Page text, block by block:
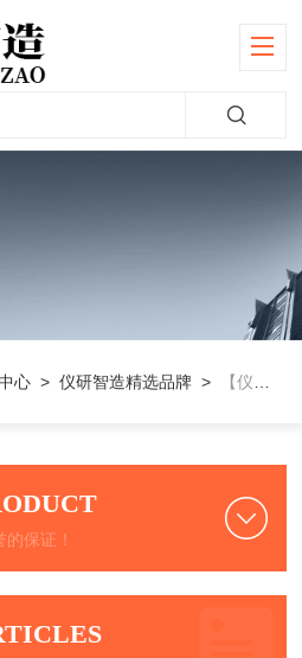
心 >仪研智造精选品牌 > 【仪电物光】熔点/热值仪
保证！